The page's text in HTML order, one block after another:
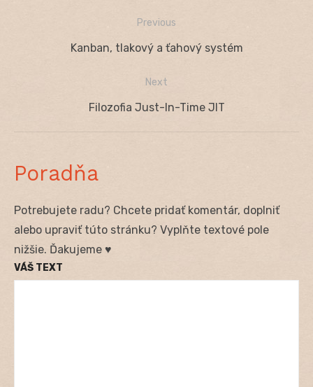
Navigácia
Previous
Previous
Kanban, tlakový a ťahový systém
Next
Next
Filozofia Just-In-Time JIT
Poradňa
Potrebujete radu? Chcete pridať komentár, doplniť
alebo upraviť túto stránku? Vyplňte textové pole
nižšie. Ďakujeme ♥
VÁŠ TEXT